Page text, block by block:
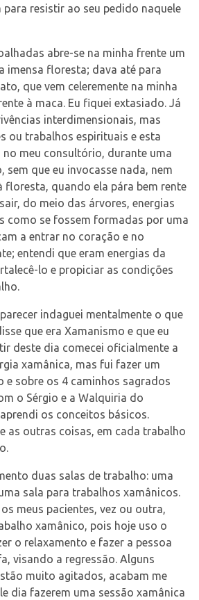
resistir ao seu pedido naquele
abre-se na minha frente um
imensa floresta; dava até para
que vem celeremente na minha
à maca. Eu fiquei extasiado. Já
interdimensionais, mas
ou trabalhos espirituais e esta
meu consultório, durante uma
sem que eu invocasse nada, nem
floresta, quando ela pára bem rente
do meio das árvores, energias
como se fossem formadas por uma
a entrar no coração e no
entendi que eram energias da
lo e propiciar as condições
indaguei mentalmente o que
que era Xamanismo e que eu
deste dia comecei oficialmente a
xamânica, mas fui fazer um
e sobre os 4 caminhos sagrados
o Sérgio e a Walquiria do
os conceitos básicos.
as outras coisas, em cada trabalho
duas salas de trabalho: uma
sala para trabalhos xamânicos.
meus pacientes, vez ou outra,
xamânico, pois hoje uso o
o relaxamento e fazer a pessoa
visando a regressão. Alguns
muito agitados, acabam me
dia fazerem uma sessão xamânica